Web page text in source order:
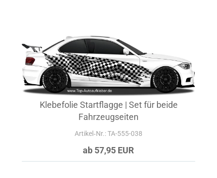
Klebefolie Startflagge | Set für beide
Fahrzeugseiten
Artikel‑Nr.: TA-555-038
ab 57,95 EUR